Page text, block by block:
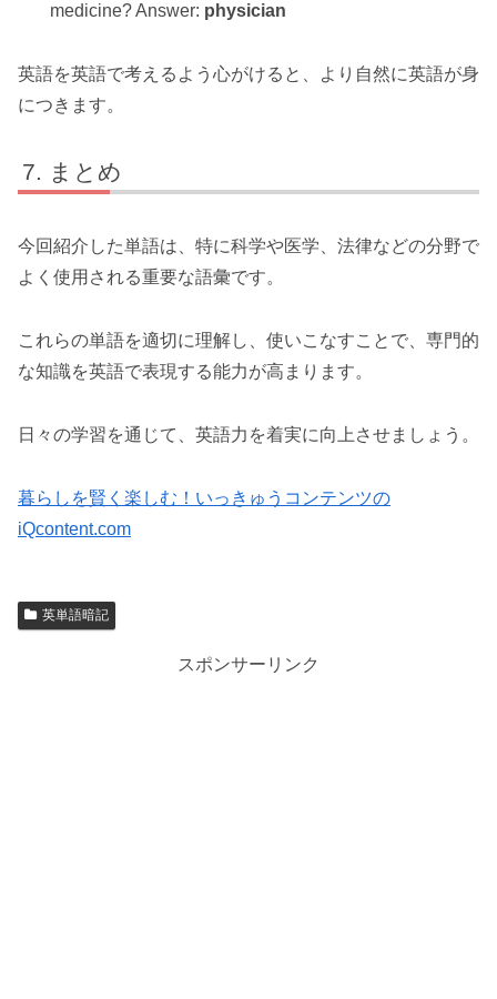
medicine? Answer: physician
英語を英語で考えるよう心がけると、より自然に英語が身
につきます。
まとめ
今回紹介した単語は、特に科学や医学、法律などの分野で
よく使用される重要な語彙です。
これらの単語を適切に理解し、使いこなすことで、専門的
な知識を英語で表現する能力が高まります。
日々の学習を通じて、英語力を着実に向上させましょう。
暮らしを賢く楽しむ！いっきゅうコンテンツの
iQcontent.com
英単語暗記
スポンサーリンク